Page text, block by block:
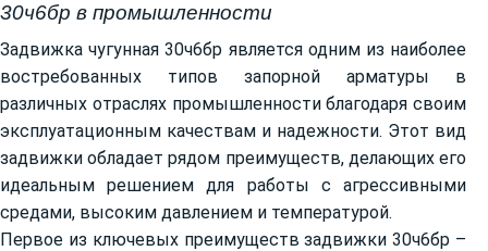
30ч6бр в промышленности
Задвижка чугунная 30ч6бр является одним из наиболее
востребованных типов запорной арматуры в
различных отраслях промышленности благодаря своим
эксплуатационным качествам и надежности. Этот вид
задвижки обладает рядом преимуществ, делающих его
идеальным решением для работы с агрессивными
средами, высоким давлением и температурой.
Первое из ключевых преимуществ задвижки 30ч6бр –